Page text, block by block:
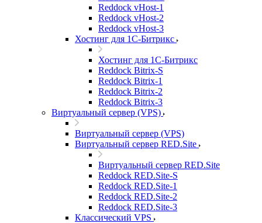
Reddock vHost-1
Reddock vHost-2
Reddock vHost-3
Хостинг для 1С-Битрикс
Хостинг для 1С-Битрикс
Reddock Bitrix-S
Reddock Bitrix-1
Reddock Bitrix-2
Reddock Bitrix-3
Виртуальный сервер (VPS)
Виртуальный сервер (VPS)
Виртуальный сервер RED.Site
Виртуальный сервер RED.Site
Reddock RED.Site-S
Reddock RED.Site-1
Reddock RED.Site-2
Reddock RED.Site-3
Классический VPS